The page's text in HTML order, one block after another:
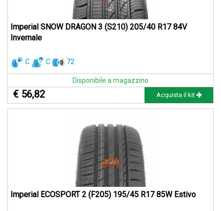
Imperial SNOW DRAGON 3 (S210) 205/40 R17 84V
Invernale
C C 72
Disponibile a magazzino
€ 56,82 Acquista il kit
Imperial ECOSPORT 2 (F205) 195/45 R17 85W Estivo